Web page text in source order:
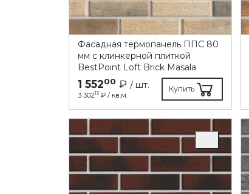
Фасадная термопанель ППC 80
мм с клинкерной плиткой
BestPoint Loft Brick Masala
1 55200 ₽ / шт.
3 30213₽ / кв.м.
Купить